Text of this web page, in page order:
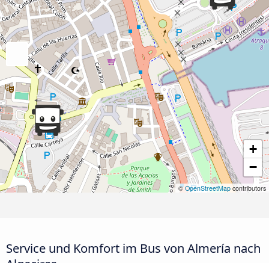
+
−
©OpenStreetMap contributors
Service und Komfort im Bus von Almería nach